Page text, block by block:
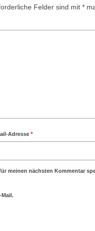
Felder sind mit *
Adresse*
meinen nächsten Kommentar